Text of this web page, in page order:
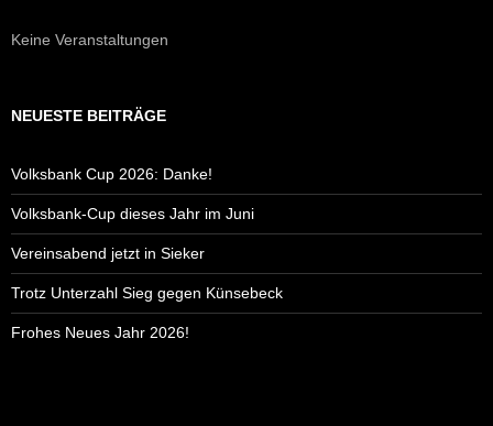
Keine Veranstaltungen
NEUESTE BEITRÄGE
Volksbank Cup 2026: Danke!
Volksbank-Cup dieses Jahr im Juni
Vereinsabend jetzt in Sieker
Trotz Unterzahl Sieg gegen Künsebeck
Frohes Neues Jahr 2026!